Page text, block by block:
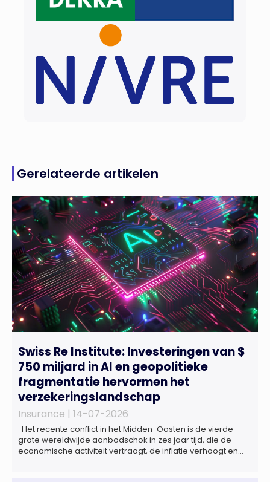
Gerelateerde artikelen
Swiss Re Institute: Investeringen van $
750 miljard in AI en geopolitieke
fragmentatie hervormen het
verzekeringslandschap
Insurance | 14-07-2026
Het recente conflict in het Midden-Oosten is de vierde
grote wereldwijde aanbodschok in zes jaar tijd, die de
economische activiteit vertraagt, de inflatie verhoogt en